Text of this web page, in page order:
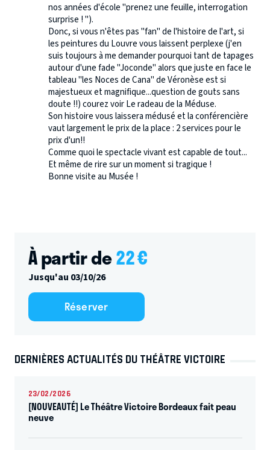
nos années d'école "prenez une feuille, interrogation
surprise ! ").
Donc, si vous n'êtes pas "fan" de l'histoire de l'art, si
les peintures du Louvre vous laissent perplexe (j'en
suis toujours à me demander pourquoi tant de tapages
autour d'une fade "Joconde" alors que juste en face le
tableau "les Noces de Cana" de Véronèse est si
majestueux et magnifique...question de gouts sans
doute !!) courez voir Le radeau de la Méduse.
Son histoire vous laissera médusé et la conférencière
vaut largement le prix de la place : 2 services pour le
prix d'un!!
Comme quoi le spectacle vivant est capable de tout...
Et même de rire sur un moment si tragique !
Bonne visite au Musée !
À partir de22€
Jusqu'au 03/10/26
Réserver
DERNIÈRES ACTUALITÉS DU THÉÂTRE VICTOIRE
23/02/2026
[NOUVEAUTÉ] Le Théâtre Victoire Bordeaux fait peau
neuve